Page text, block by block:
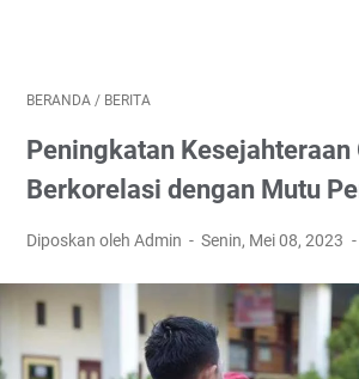
BERANDA / BERITA
Peningkatan Kesejahteraan
Berkorelasi dengan Mutu
Diposkan oleh Admin Senin, Mei 08, 2023